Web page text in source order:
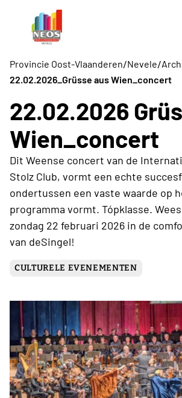
Provincie Oost-Vlaanderen/Nevele/
22.02.2026_Grüsse aus Wien_concert
22.02.2026
Wien_concert
Dit Weense concert van de
Stolz Club, vormt een echte
ondertussen een vaste waarde op
programma vormt. Tópklasse.
zondag 22 februari 2026 in de
van deSingel!
CULTURELE EVENEMENTEN